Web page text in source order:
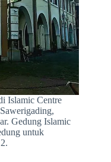
Islamic Centre
Gedung Islamic
untuk